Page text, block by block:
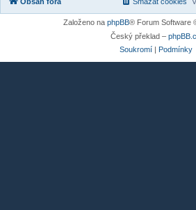
Založeno na phpBB® Forum Software
Český překlad –
Soukromí| Podmínky